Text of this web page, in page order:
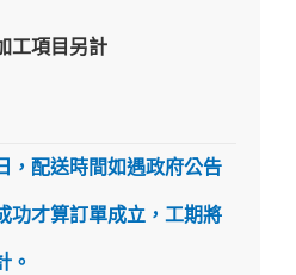
工項目另計
，配送時間如遇政府公告
功才算訂單成立，工期將
。